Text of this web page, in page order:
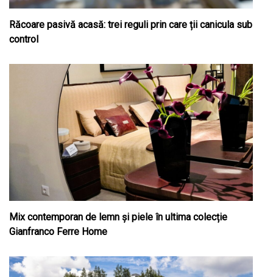
Răcoare pasivă acasă: trei reguli prin care ții canicula sub
control
Mix contemporan de lemn şi piele în ultima colecție
Gianfranco Ferre Home